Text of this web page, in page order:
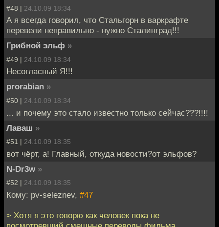
#48 | 24.10.09 18:34
А я всегда говорил, что Стальгорн в варкрафте
перевели неправильно - нужно Сталинград!!!
Грибной эльф »
#49 | 24.10.09 18:34
Несогласный Я!!!
prorabian »
#50 | 24.10.09 18:34
... и почему это стало известно только сейчас???!!!!
Лаваш »
#51 | 24.10.09 18:35
вот чёрт, а! Главный, откуда новости?от эльфов?
N-Dr3w »
#52 | 24.10.09 18:35
Кому: pv-seleznev, #47
> Хотя я это говорю как человек пока не